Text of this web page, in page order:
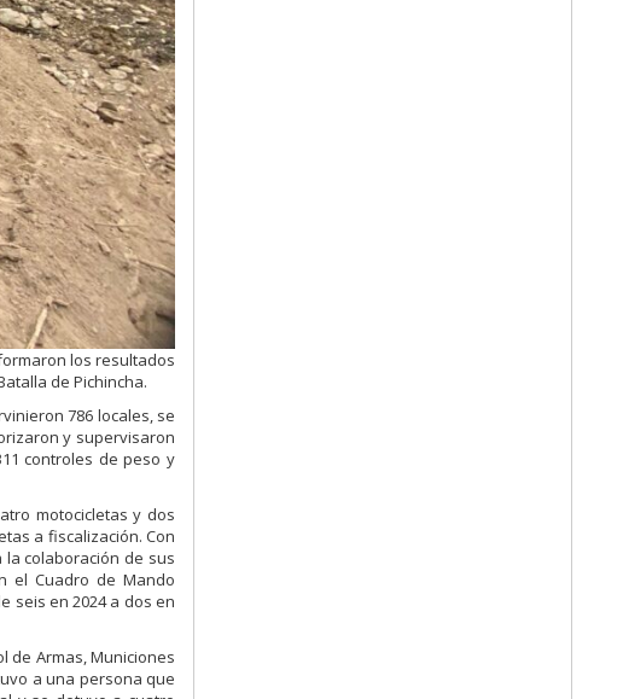
los resultados
de Pichincha.
786 locales, se
y supervisaron
controles de peso y
motocicletas y dos
a fiscalización. Con
colaboración de sus
el Cuadro de Mando
seis en 2024 a dos en
de Armas, Municiones
a una persona que